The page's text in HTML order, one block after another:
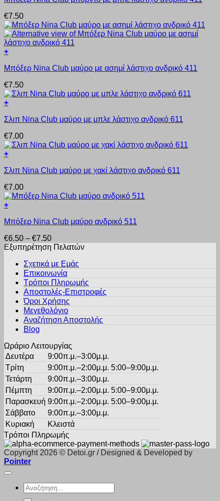
επιλογές
να
επιλεγούν
στη
σελίδα
του
προϊόντος
έχει
πολλαπλές
παραλλαγές.
Οι
επιλογές
να
στη
σελίδα
του
προϊόντος
€7.50
+
το
έχει
πολλαπλές
παραλλαγές.
επιλογές
να
επιλεγούν
στη
σελίδα
του
προϊόντος
Μπόξερ Nina Club μαύρο με ασημί λάστιχο ανδρικό 411
€7.50
+
το
έχει
πολλαπλές
παραλλαγές.
επιλογές
να
επιλεγούν
στη
σελίδα
του
προϊόντος
Σλιπ Nina Club μαύρο με μπλε λάστιχο ανδρικό 611
€7.00
+
το
έχει
πολλαπλές
παραλλαγές.
επιλογές
να
επιλεγούν
σελίδα
προϊόντος
Σλιπ Nina Club μαύρο με χακί λάστιχο ανδρικό 611
€7.00
+
το
έχει
πολλαπλές
επιλογές
μπορούν
επιλεγούν
σελίδα
Μπόξερ Nina Club μαύρο ανδρικό 511
€6.50 – €7.50Price
range:
through
€7.50
Εξυπηρέτηση Πελατών
Σχετικά με Εμάς
Επικοινωνία
Τρόποι Πληρωμής
Αποστολές-Επιστροφές
Όροι Χρήσης
Μεγεθολόγιο
Αναζήτηση Αποστολής
Blog
Ωράριο Λειτουργίας
Δευτέρα
9:00π.μ.–3:00μ.μ.
Τρίτη
9:00π.μ.–2:00μ.μ. 5:00–9:00μ.μ.
Τετάρτη
9:00π.μ.–3:00μ.μ.
Πέμπτη
9:00π.μ.–2:00μ.μ. 5:00–9:00μ.μ.
Παρασκευή 9:00π.μ.–2:00μ.μ. 5:00–9:00μ.μ.
Σάββατο
9:00π.μ.–3:00μ.μ.
Κυριακή
Κλειστά
Τρόποι Πληρωμής
Copyright 2026 © Detoi.gr / Designed & Developed by
Pointer
Αναζήτηση
για: